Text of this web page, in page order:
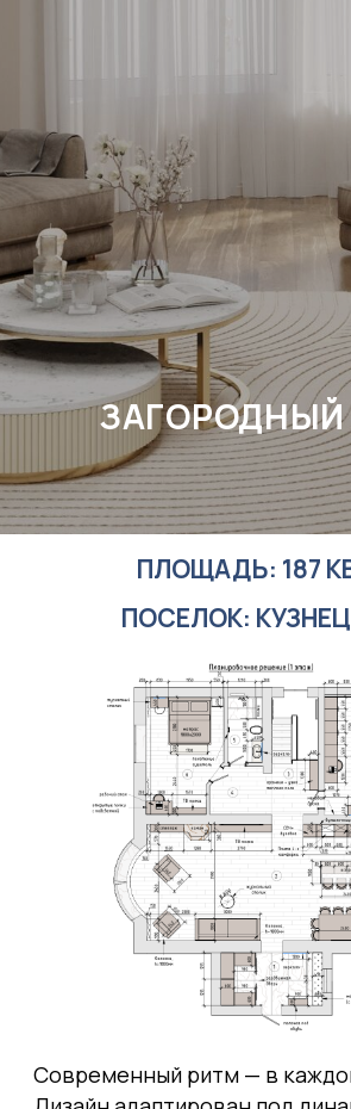
ЗАГОРОДНЫЙ ДОМ
ПОСЕЛОК: КУЗНЕЦОВО
ПЛОЩАДЬ: 187 КВ.М.
Современный ритм — в каждом решении.
Дизайн адаптирован под динамичный образ
жизни. Минимум визуального шума,
максимум удобства: ничего лишнего,
только практичность, стиль и лёгкость